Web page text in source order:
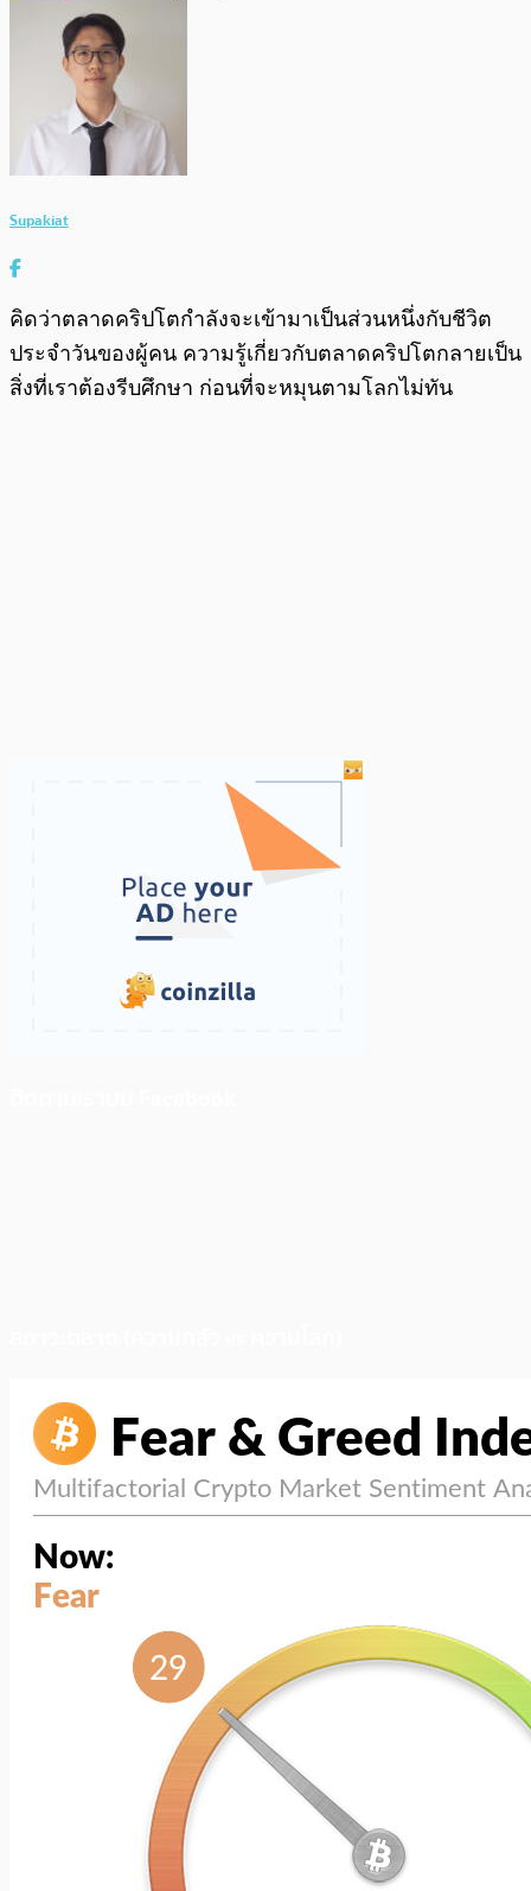
Supakiat
คิดว่าตลาดคริปโตกำลังจะเข้ามาเป็นส่วนหนึ่งกับชีวิต
ประจำวันของผู้คน ความรู้เกี่ยวกับตลาดคริปโตกลายเป็น
สิ่งที่เราต้องรีบศึกษา ก่อนที่จะหมุนตามโลกไม่ทัน